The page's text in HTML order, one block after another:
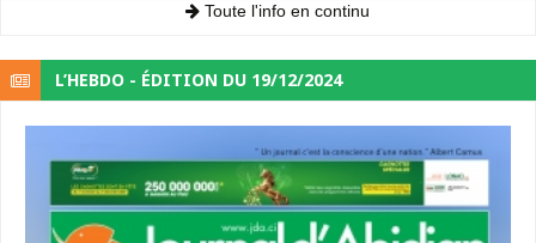
Toute l'info en continu
L’HEBDO - ÉDITION DU 19/12/2024